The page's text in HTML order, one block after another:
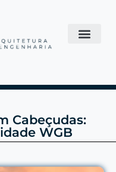
Cabeçudas:
WGB